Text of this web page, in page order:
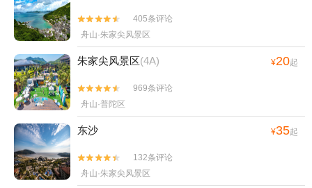


405条评论
舟山·朱家尖风景区
朱家尖风景区(4A) ¥20起


969条评论
舟山·普陀区
东沙 ¥35起


132条评论
舟山·朱家尖风景区